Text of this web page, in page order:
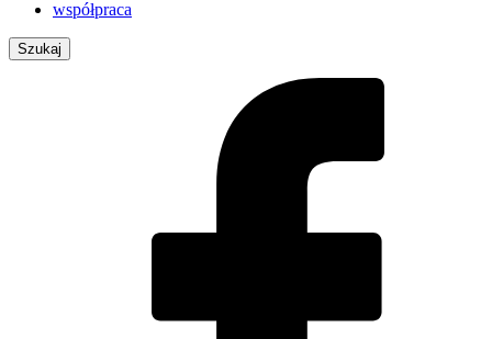
współpraca
Szukaj